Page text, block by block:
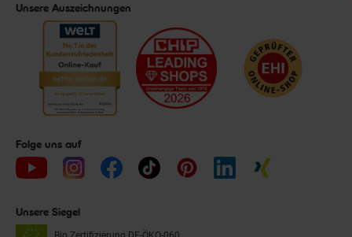
Unsere Auszeichnungen
Folge uns auf
Unsere Siegel